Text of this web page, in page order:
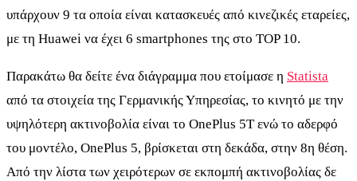
υπάρχουν 9 τα οποία είναι κατασκευές από κινεζικές εταρείες,
με τη Huawei να έχει 6 smartphones της στο TOP 10.
Παρακάτω θα δείτε ένα διάγραμμα που ετοίμασε η Statista
από τα στοιχεία της Γερμανικής Υπηρεσίας, το κινητό με την
υψηλότερη ακτινοβολία είναι το OnePlus 5T ενώ το αδερφό
του μοντέλο, OnePlus 5, βρίσκεται στη δεκάδα, στην 8η θέση.
Από την λίστα των χειρότερων σε εκπομπή ακτινοβολίας δε